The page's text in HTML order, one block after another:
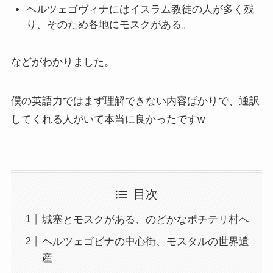
ヘルツェゴヴィナにはイスラム教徒の人が多く残
り、そのため各地にモスクがある。
などがわかりました。
僕の英語力ではまず理解できない内容ばかりで、通訳
してくれる人がいて本当に良かったですw
目次
城塞とモスクがある、のどかなポチテリ村へ
ヘルツェゴビナの中心街、モスタルの世界遺
産